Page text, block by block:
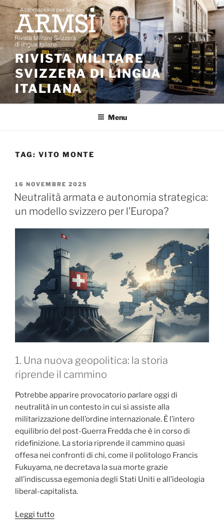
Salta
al
contenuto
RIVISTA MILITARE
SVIZZERA DI LINGUA
ITALIANA
Menu
TAG: VITO MONTE
PUBBLICATO
IL
16 NOVEMBRE 2025
Neutralità armata e autonomia strategica:
un modello svizzero per l’Europa?
1. Una nuova geopolitica: la storia
riprende il cammino
Potrebbe apparire provocatorio parlare oggi di
neutralità in un contesto in cui si assiste alla
militarizzazione dell’ordine internazionale. È l’intero
equilibrio del post-Guerra Fredda che è in corso di
ridefinizione. La storia riprende il cammino quasi
offesa nei confronti di chi, come il politologo Francis
Fukuyama, ne decretava la sua morte grazie
all’indiscussa egemonia degli Stati Uniti e all’ideologia
liberal-capitalista.
Leggi tutto“Neutralità